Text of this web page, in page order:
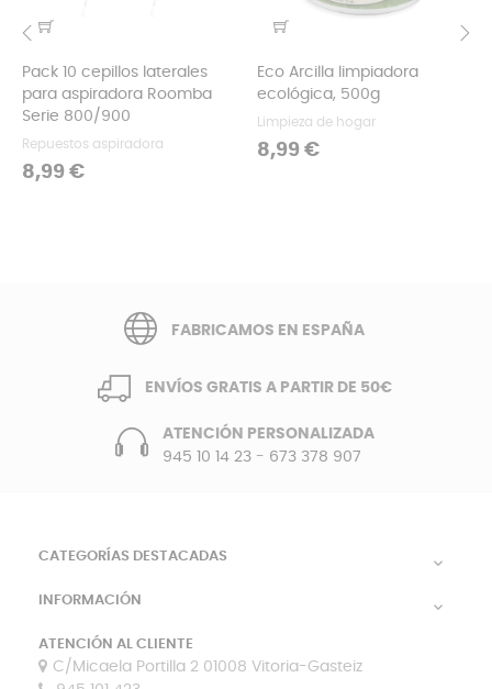
Pack 10 cepillos laterales
para aspiradora Roomba
Serie 800/900
Repuestos aspiradora
Precio
8,99 €
Eco Arcilla limpiadora
ecológica, 500g
Limpieza de hogar
Precio
8,99 €
‹
FABRICAMOS EN ESPAÑA
ENVÍOS GRATIS A PARTIR DE 50€
ATENCIÓN PERSONALIZADA
945 10 14 23- 673 378 907
CATEGORÍAS DESTACADAS 
INFORMACIÓN 
ATENCIÓN AL CLIENTE
C/Micaela Portilla 2 01008 Vitoria-Gasteiz